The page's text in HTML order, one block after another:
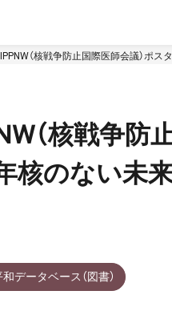
（核戦争防止国際医師会議）ポ
（核戦争防
核のない未
データベース（図書）